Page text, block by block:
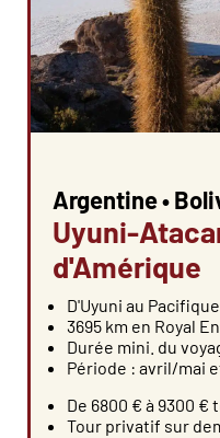
Argentine •
Uyuni-
d'Amérique
D'Uyuni au
3695 km en Royal
Durée mini. du
Période : avril/mai
De 6800 € à 9300 €
Tour privatif sur